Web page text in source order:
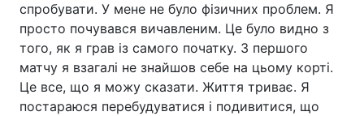
спробувати. У мене не було фізичних проблем. Я
просто почувався вичавленим. Це було видно з
того, як я грав із самого початку. З першого
матчу я взагалі не знайшов себе на цьому корті.
Це все, що я можу сказати. Життя триває. Я
постараюся перебудуватися і подивитися, що